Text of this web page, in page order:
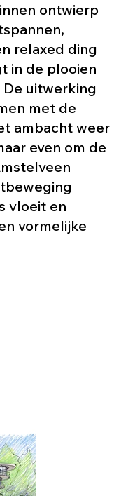
ontwierp
relaxed ding
in de plooien
uitwerking
met de
ambacht weer
even om de
vloeit en
vormelijke